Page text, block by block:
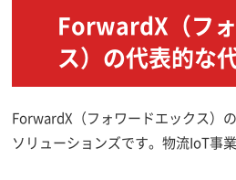
ForwardX（フ
ス）の代表的な
ForwardX（フォワードエックス）
ソリューションズです。物流IoT事